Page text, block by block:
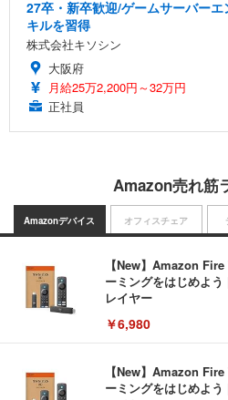
27卒・新卒歓迎/ゲームサーバー
キルを習得
株式会社キソシン
大阪府
月給25万2,200円～32万円
正社員
Amazon売れ筋
Amazonデバイス
【New】Amazon
ーミングをはじめよ
レイヤー
￥6,980
【New】Amazon
ーミングをはじめよ
オフィスチェア